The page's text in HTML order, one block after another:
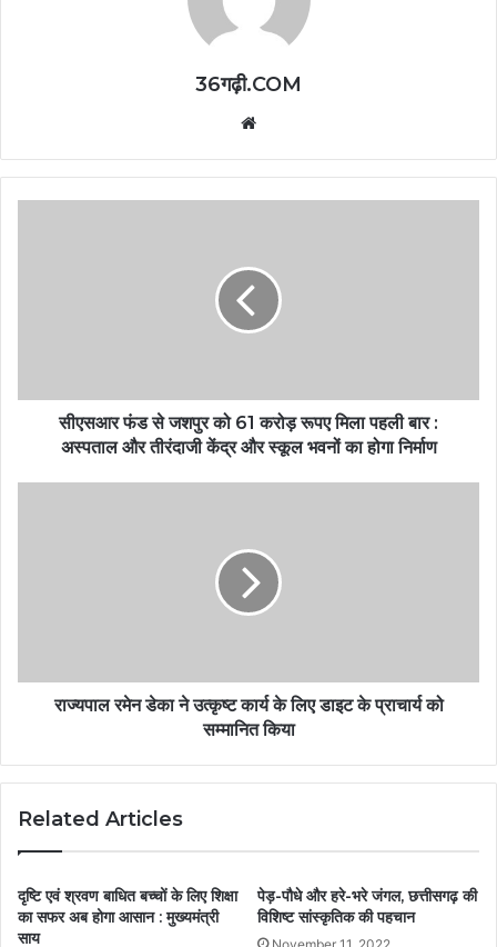
36गढ़ी.COM
सीएसआर फंड से जशपुर को 61 करोड़ रूपए मिला पहली बार :
अस्पताल और तीरंदाजी केंद्र और स्कूल भवनों का होगा निर्माण
राज्यपाल रमेन डेका ने उत्कृष्ट कार्य के लिए डाइट के प्राचार्य को
सम्मानित किया
Related Articles
दृष्टि एवं श्रवण बाधित बच्चों के लिए शिक्षा
का सफर अब होगा आसान : मुख्यमंत्री
साय
पेड़-पौधे और हरे-भरे जंगल, छत्तीसगढ़ की
विशिष्ट सांस्कृतिक की पहचान